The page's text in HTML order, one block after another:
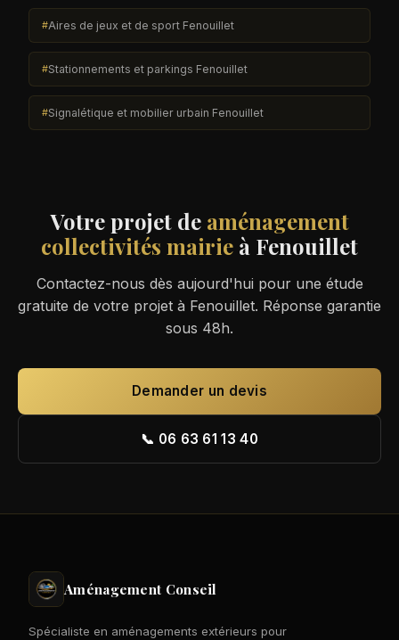
Aires de jeux et de sport Fenouillet
Stationnements et parkings Fenouillet
Signalétique et mobilier urbain Fenouillet
Votre projet de aménagement
collectivités mairie à Fenouillet
Contactez-nous dès aujourd'hui pour une étude
gratuite de votre projet à Fenouillet. Réponse garantie
sous 48h.
Demander un devis
📞 06 63 61 13 40
Aménagement Conseil
Spécialiste en aménagements extérieurs pour